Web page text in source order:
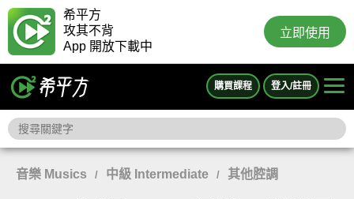
希平方
攻其不背
App 開放下載中
立即使用
購買課程 登入/註冊
音樂 Musics / 中級 Intermediate / 其他腔調